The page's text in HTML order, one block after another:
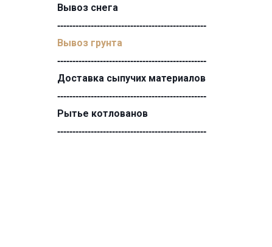
Вывоз снега
-------------------------------------------------
Вывоз грунта
-------------------------------------------------
Доставка сыпучих материалов
-------------------------------------------------
Рытье котлованов
-------------------------------------------------